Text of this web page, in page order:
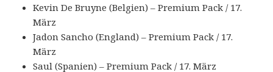
Kevin De Bruyne (Belgien) – Premium Pack / 17.
März
Jadon Sancho (England) – Premium Pack / 17.
März
Saul (Spanien) – Premium Pack / 17. März